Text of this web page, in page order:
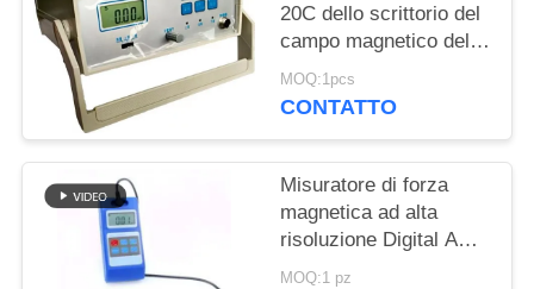
20C dello scrittorio del
campo magnetico del
tester di CA Milligauss
di CC di conversione
MOQ:1pcs
CONTATTO
Misuratore di forza
magnetica ad alta
risoluzione Digital AC
DC
MOQ:1 pz